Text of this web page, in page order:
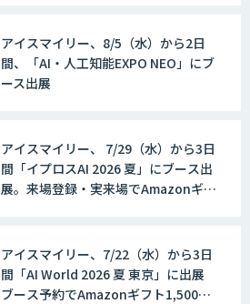
アイスマイリー、8/5（水）から2日
間、「AI・人工知能EXPO NEO」にブ
ース出展
アイスマイリー、 7/29（水）から3日
間「イプロスAI 2026 夏」にブース出
展。来場登録・実来場でAmazonギフ
アイスマイリー、7/22（水）から3日
間「AI World 2026 夏 東京」に出展
ブース予約でAmazonギフト1,500円